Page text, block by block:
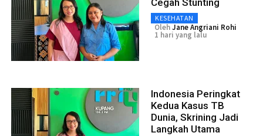
Cegah Stunting
KESEHATAN
OlehJane Angriani Rohi
1 hari yang lalu
Indonesia Peringkat
Kedua Kasus TB
Dunia, Skrining Jadi
Langkah Utama